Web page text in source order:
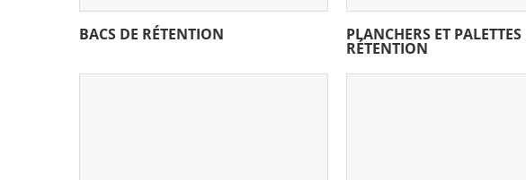
BACS DE RÉTENTION PLANCHERS ET PALETTES
RÉTENTION